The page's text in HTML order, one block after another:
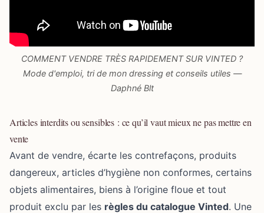
COMMENT VENDRE TRÈS RAPIDEMENT SUR VINTED ?
Mode d'emploi, tri de mon dressing et conseils utiles —
Daphné Blt
Articles interdits ou sensibles : ce qu’il vaut mieux ne pas mettre en
vente
Avant de vendre, écarte les contrefaçons, produits
dangereux, articles d’hygiène non conformes, certains
objets alimentaires, biens à l’origine floue et tout
produit exclu par les règles du catalogue Vinted. Une